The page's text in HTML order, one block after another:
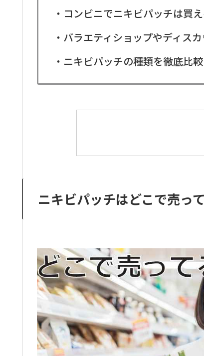
・コンビニでニキビパッチは買
・バラエティショップやディス
・ニキビパッチの種類を徹底比
ニキビパッチはどこで売っ